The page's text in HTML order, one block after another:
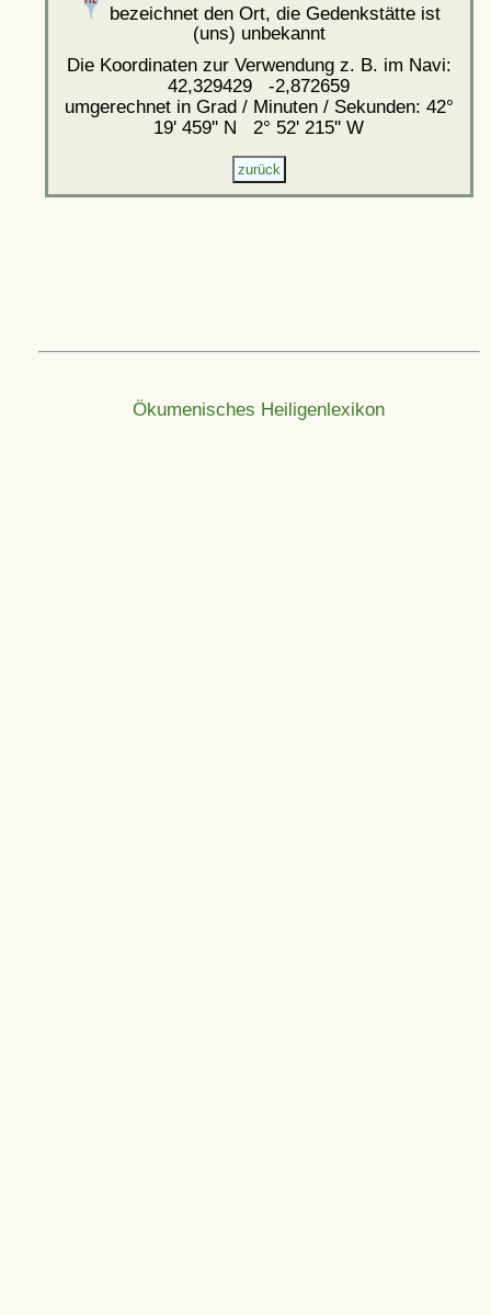
bezeichnet den Ort, die Gedenkstätte ist
(uns) unbekannt
Die Koordinaten zur Verwendung z. B. im Navi:
42,329429 -2,872659
umgerechnet in Grad / Minuten / Sekunden: 42°
19' 459'' N 2° 52' 215'' W
Ökumenisches Heiligenlexikon